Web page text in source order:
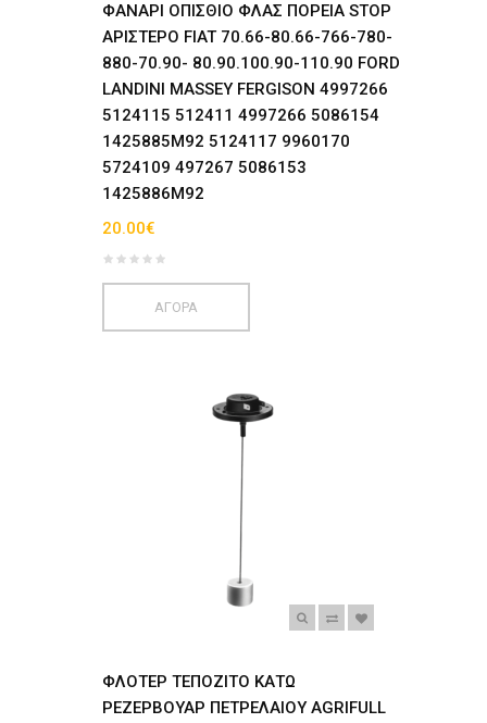
ΦΑΝΑΡΙ ΟΠΙΣΘΙΟ ΦΛΑΣ ΠΟΡΕΙΑ STOP
ΑΡΙΣΤΕΡΟ FIAT 70.66-80.66-766-780-
880-70.90- 80.90.100.90-110.90 FORD
LANDINI MASSEY FERGISON 4997266
5124115 512411 4997266 5086154
1425885M92 5124117 9960170
5724109 497267 5086153
1425886M92
20.00€
ΑΓΟΡΑ
ΦΛΟΤΕΡ ΤΕΠΟΖΙΤΟ ΚΑΤΩ
ΡΕΖΕΡΒΟΥΑΡ ΠΕΤΡΕΛΑΙΟΥ AGRIFULL